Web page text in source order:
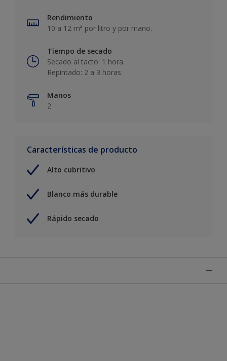
Rendimiento
10 a 12 m² por litro y por mano.
Tiempo de secado
Secado al tacto: 1 hora.
Repintado: 2 a 3 horas.
Manos
2
Características de producto
Alto cubritivo
Blanco más durable
Rápido secado